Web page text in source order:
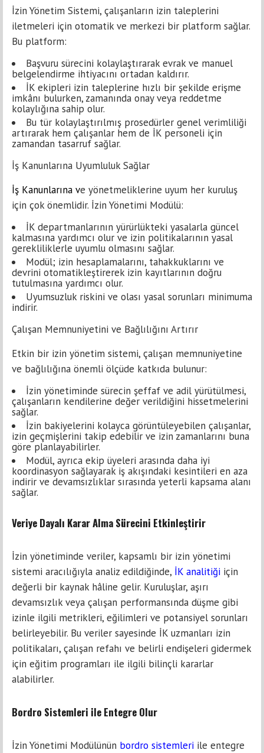
İzin Yönetim Sistemi, çalışanların izin taleplerini
iletmeleri için otomatik ve merkezi bir platform sağlar.
Bu platform:
Başvuru sürecini kolaylaştırarak evrak ve manuel
belgelendirme ihtiyacını ortadan kaldırır.
İK ekipleri izin taleplerine hızlı bir şekilde erişme
imkânı bulurken, zamanında onay veya reddetme
kolaylığına sahip olur.
Bu tür kolaylaştırılmış prosedürler genel verimliliği
artırarak hem çalışanlar hem de İK personeli için
zamandan tasarruf sağlar.
İş Kanunlarına Uyumluluk Sağlar
İş Kanunlarına ve yönetmeliklerine uyum her kuruluş
için çok önemlidir. İzin Yönetimi Modülü:
İK departmanlarının yürürlükteki yasalarla güncel
kalmasına yardımcı olur ve izin politikalarının yasal
gerekliliklerle uyumlu olmasını sağlar.
Modül; izin hesaplamalarını, tahakkuklarını ve
devrini otomatikleştirerek izin kayıtlarının doğru
tutulmasına yardımcı olur.
Uyumsuzluk riskini ve olası yasal sorunları minimuma
indirir.
Çalışan Memnuniyetini ve Bağlılığını Artırır
Etkin bir izin yönetim sistemi, çalışan memnuniyetine
ve bağlılığına önemli ölçüde katkıda bulunur:
İzin yönetiminde sürecin şeffaf ve adil yürütülmesi,
çalışanların kendilerine değer verildiğini hissetmelerini
sağlar.
İzin bakiyelerini kolayca görüntüleyebilen çalışanlar,
izin geçmişlerini takip edebilir ve izin zamanlarını buna
göre planlayabilirler.
Modül, ayrıca ekip üyeleri arasında daha iyi
koordinasyon sağlayarak iş akışındaki kesintileri en aza
indirir ve devamsızlıklar sırasında yeterli kapsama alanı
sağlar.
Veriye Dayalı Karar Alma Sürecini Etkinleştirir
İzin yönetiminde veriler, kapsamlı bir izin yönetimi
sistemi aracılığıyla analiz edildiğinde, İK analitiği için
değerli bir kaynak hâline gelir. Kuruluşlar, aşırı
devamsızlık veya çalışan performansında düşme gibi
izinle ilgili metrikleri, eğilimleri ve potansiyel sorunları
belirleyebilir. Bu veriler sayesinde İK uzmanları izin
politikaları, çalışan refahı ve belirli endişeleri gidermek
için eğitim programları ile ilgili bilinçli kararlar
alabilirler.
Bordro Sistemleri ile Entegre Olur
İzin Yönetimi Modülünün bordro sistemleri ile entegre